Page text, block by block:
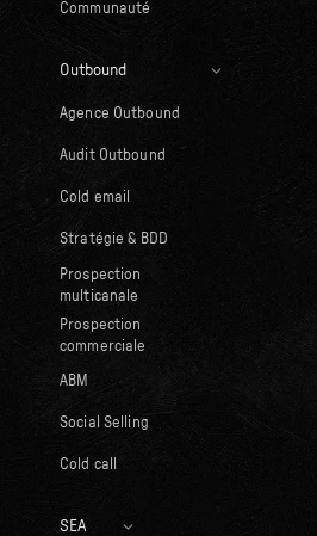
Communauté
Outbound
Agence Outbound
Audit Outbound
Cold email
Stratégie & BDD
Prospection
multicanale
Prospection
commerciale
ABM
Social Selling
Cold call
SEA